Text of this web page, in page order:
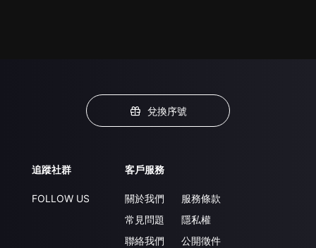
兌換序號
追蹤社群
FOLLOW US
客戶服務
關於我們
常見問題
聯絡我們
服務條款
隱私權
公開徵件